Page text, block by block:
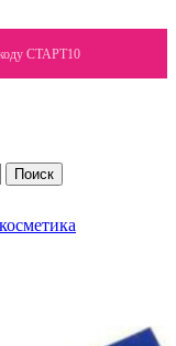
СТАРТ10
Поиск